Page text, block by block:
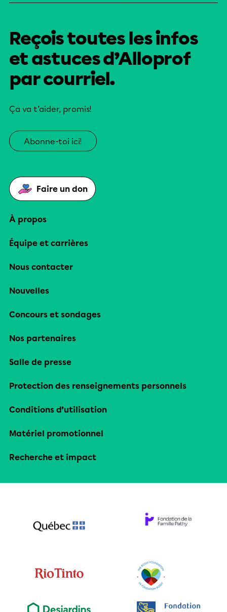
Reçois toutes les infos
et astuces d’Alloprof
par courriel.
Ça va t’aider, promis!
Abonne-toi ici!
Faire un don
À propos
Équipe et carrières
Nous contacter
Nouvelles
Concours et sondages
Nos partenaires
Salle de presse
Protection des renseignements personnels
Conditions d’utilisation
Matériel promotionnel
Recherche et impact